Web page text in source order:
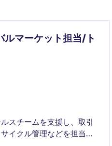
ルマーケット担当/ト
スチームを支援し、取引
イクル管理などを担当す